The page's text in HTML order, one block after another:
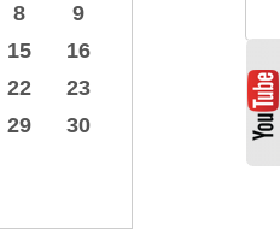
8
9
15
16
22
23
29
30